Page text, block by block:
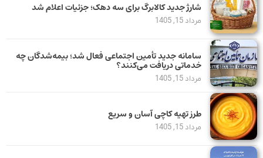
شارژ جدید کالابرگ برای سه دهک؛ جزئیات اعلام شد
مرداد 15, 1405
سامانه جدید تأمین اجتماعی فعال شد؛ بیمه‌شدگان چه
خدماتی دریافت می‌کنند؟
مرداد 15, 1405
طرز تهیه کاچی آسان و سریع
مرداد 15, 1405